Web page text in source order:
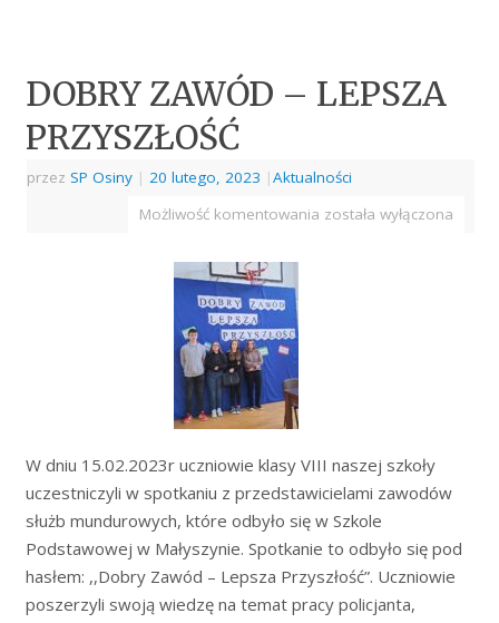
DOBRY ZAWÓD – LEPSZA
PRZYSZŁOŚĆ
przez SP Osiny | 20 lutego, 2023 |Aktualności
Możliwość komentowania została wyłączona
W dniu 15.02.2023r uczniowie klasy VIII naszej szkoły
uczestniczyli w spotkaniu z przedstawicielami zawodów
służb mundurowych, które odbyło się w Szkole
Podstawowej w Małyszynie. Spotkanie to odbyło się pod
hasłem: ,,Dobry Zawód – Lepsza Przyszłość”. Uczniowie
poszerzyli swoją wiedzę na temat pracy policjanta,